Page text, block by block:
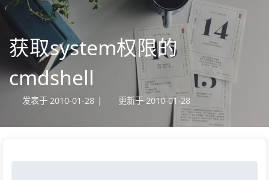
获取system权限的
cmdshell
发表于 2010-01-28 | 更新于 2010-01-28